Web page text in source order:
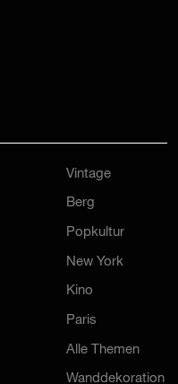
Vintage
Berg
Popkultur
New York
Kino
Paris
Alle Themen
Wanddekoration